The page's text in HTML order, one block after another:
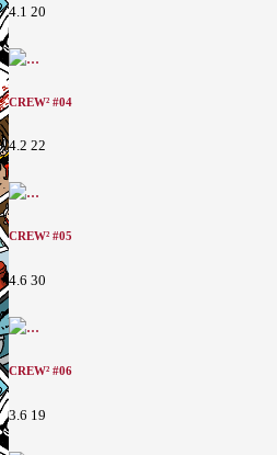
4.1 20
CREW² #04
4.2 22
CREW² #05
4.6 30
CREW² #06
3.6 19